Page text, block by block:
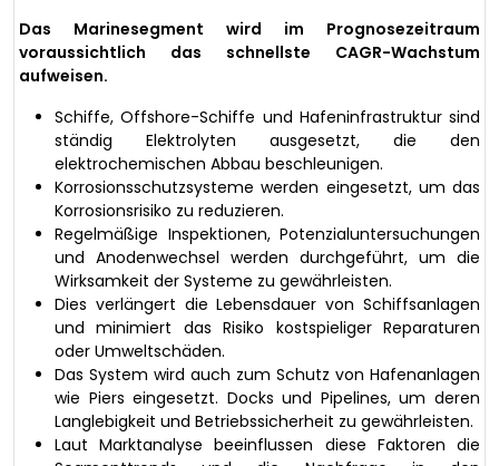
Das Marinesegment wird im Prognosezeitraum
voraussichtlich das schnellste CAGR-Wachstum
aufweisen.
Schiffe, Offshore-Schiffe und Hafeninfrastruktur sind
ständig Elektrolyten ausgesetzt, die den
elektrochemischen Abbau beschleunigen.
Korrosionsschutzsysteme werden eingesetzt, um das
Korrosionsrisiko zu reduzieren.
Regelmäßige Inspektionen, Potenzialuntersuchungen
und Anodenwechsel werden durchgeführt, um die
Wirksamkeit der Systeme zu gewährleisten.
Dies verlängert die Lebensdauer von Schiffsanlagen
und minimiert das Risiko kostspieliger Reparaturen
oder Umweltschäden.
Das System wird auch zum Schutz von Hafenanlagen
wie Piers eingesetzt. Docks und Pipelines, um deren
Langlebigkeit und Betriebssicherheit zu gewährleisten.
Laut Marktanalyse beeinflussen diese Faktoren die